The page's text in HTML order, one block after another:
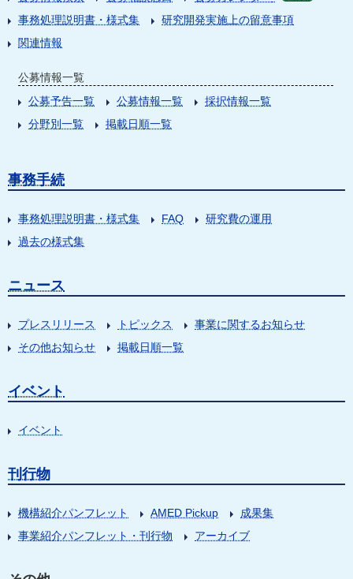
事務処理説明書・様式集
研究開発実施上の留意事項
関連情報
公募情報一覧
公募予告一覧
公募情報一覧
採択情報一覧
分野別一覧
掲載日順一覧
事務手続
事務処理説明書・様式集 FAQ
研究費の運用
過去の様式集
ニュース
プレスリリース トピックス
事業に関するお知らせ
その他お知らせ
掲載日順一覧
イベント
イベント
刊行物
機構紹介パンフレット AMED Pickup
成果集
事業紹介パンフレット・刊行物
アーカイブ